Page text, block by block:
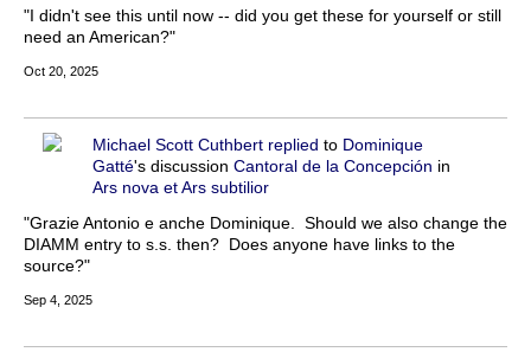
"I didn't see this until now -- did you get these for yourself or still
need an American?"
Oct 20, 2025
Michael Scott Cuthbert replied to Dominique
Gatté's discussion Cantoral de la Concepción in
Ars nova et Ars subtilior
"Grazie Antonio e anche Dominique. Should we also change the
DIAMM entry to s.s. then? Does anyone have links to the
source?"
Sep 4, 2025